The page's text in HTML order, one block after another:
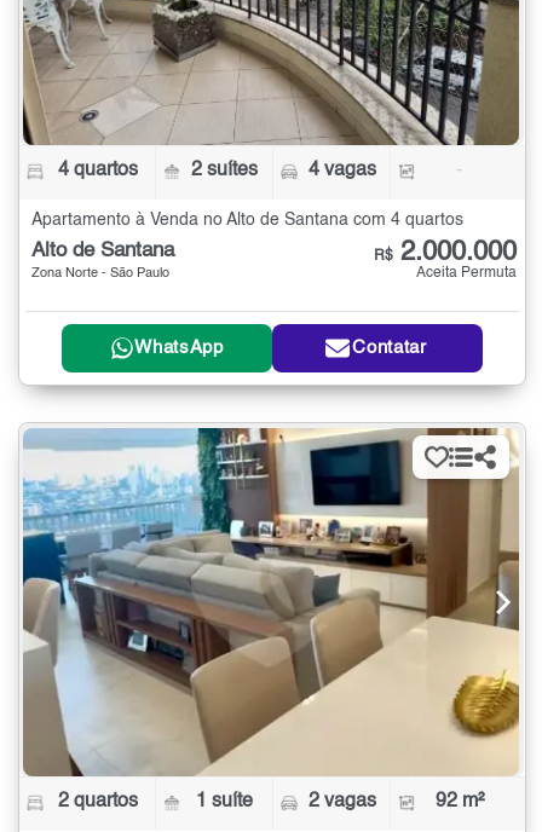
4 quartos 2 suítes 4 vagas -
Apartamento à Venda no Alto de Santana com 4 quartos
Alto de Santana
Zona Norte - São Paulo
R$ 2.000.000
Aceita Permuta
WhatsApp Contatar
2 quartos 1 suíte 2 vagas 92 m²